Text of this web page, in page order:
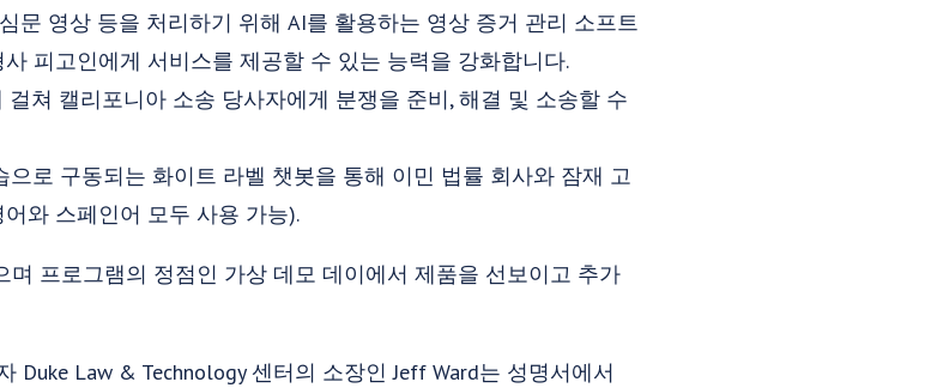
문 영상 등을 처리하기 위해 AI를 활용하는 영상 증거 관리 소프트
피고인에게 서비스를 제공할 수 있는 능력을 강화합니다.
걸쳐 캘리포니아 소송 당사자에게 분쟁을 준비, 해결 및 소송할 수
으로 구동되는 화이트 라벨 챗봇을 통해 이민 법률 회사와 잠재 고
와 스페인어 모두 사용 가능).
프로그램의 정점인 가상 데모 데이에서 제품을 선보이고 추가
Duke Law & Technology 센터의 소장인 Jeff Ward는 성명서에서